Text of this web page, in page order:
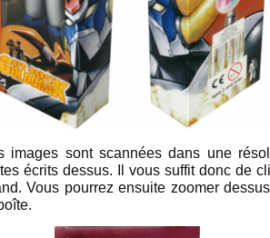
images sont scannées dans une
écrits dessus. Il vous suffit donc de
Vous pourrez ensuite zoomer